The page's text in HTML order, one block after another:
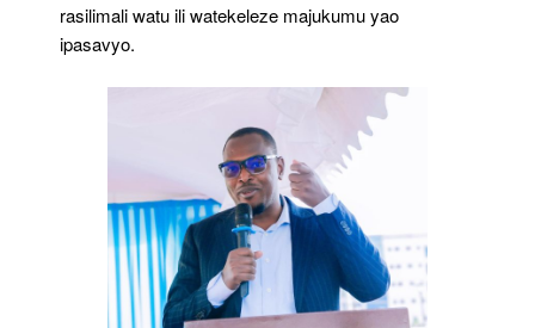
rasilimali watu ili watekeleze majukumu yao
ipasavyo.